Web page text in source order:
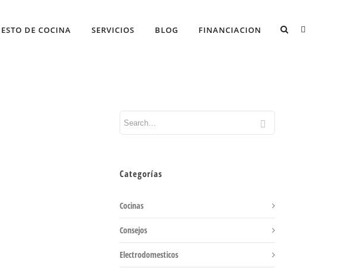
DE COCINA SERVICIOS BLOG FINANCIACION
Categorías
Cocinas
Consejos
Electrodomesticos